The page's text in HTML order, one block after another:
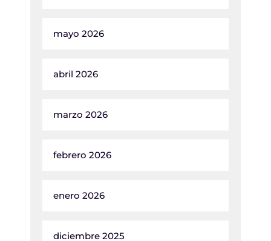
mayo 2026
abril 2026
marzo 2026
febrero 2026
enero 2026
diciembre 2025